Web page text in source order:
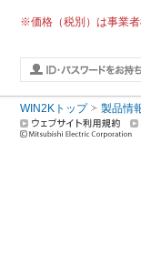
※価格（税別）は事業
WIN2Kトップ 製品情